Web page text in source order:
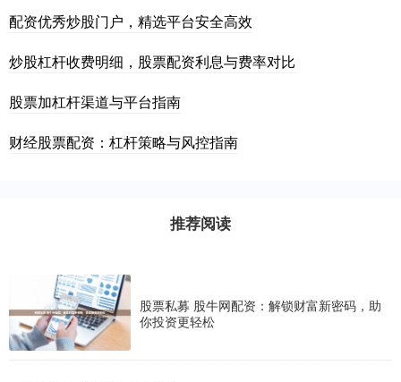
配资优秀炒股门户，精选平台安全高效
炒股杠杆收费明细，股票配资利息与费率对比
股票加杠杆渠道与平台指南
财经股票配资：杠杆策略与风控指南
推荐阅读
股票私募 股牛网配资：解锁财富新密码，助
你投资更轻松